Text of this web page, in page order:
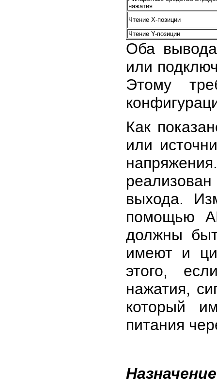
нажатия
Чтение X-позиции
Чтение Y-позиции
Оба
или
Этому
Как
или
выхода.
помощью
должны
имеют и
этого,
нажатия,
который
питания